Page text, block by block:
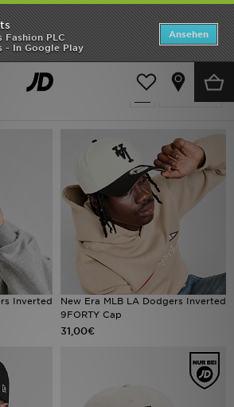
Fashion PLC
- In Google Play
Ansehen
Dodgers
Verfeinern
Inverted
New Era MLB LA Dodgers Inverted
9FORTY Cap
31,00€